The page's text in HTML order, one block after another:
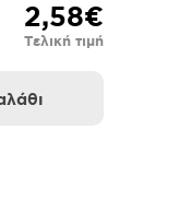
2,58€
Τελική τιμή